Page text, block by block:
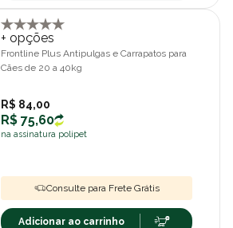
+ opções
Frontline Plus Antipulgas e Carrapatos para
Cães de 20 a 40kg
R$ 84,00
R$ 75,60
na assinatura polipet
Consulte para Frete Grátis
Adicionar ao carrinho